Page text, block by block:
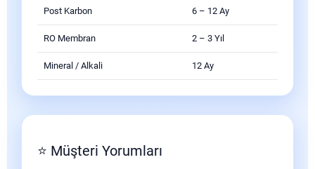
Post Karbon 6 – 12 Ay
RO Membran 2 – 3 Yıl
Mineral / Alkali 12 Ay
⭐ Müşteri Yorumları